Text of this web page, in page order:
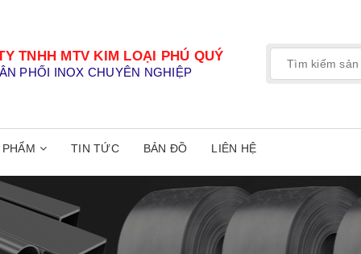
TNHH MTV KIM LOẠI PHÚ QUÝ
PHỐI INOX CHUYÊN NGHIỆP
TIN TỨC BẢN ĐỒ LIÊN HỆ